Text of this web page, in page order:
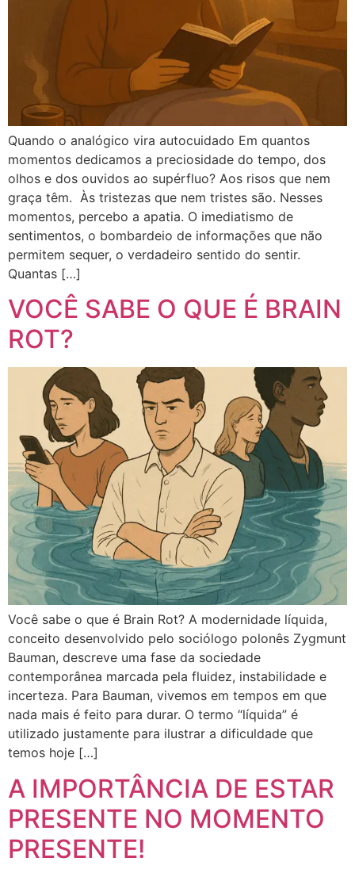
Quando o analógico vira autocuidado Em quantos
momentos dedicamos a preciosidade do tempo, dos
olhos e dos ouvidos ao supérfluo? Aos risos que nem
graça têm. Às tristezas que nem tristes são. Nesses
momentos, percebo a apatia. O imediatismo de
sentimentos, o bombardeio de informações que não
permitem sequer, o verdadeiro sentido do sentir.
Quantas […]
VOCÊ SABE O QUE É BRAIN
ROT?
Você sabe o que é Brain Rot? A modernidade líquida,
conceito desenvolvido pelo sociólogo polonês Zygmunt
Bauman, descreve uma fase da sociedade
contemporânea marcada pela fluidez, instabilidade e
incerteza. Para Bauman, vivemos em tempos em que
nada mais é feito para durar. O termo “líquida” é
utilizado justamente para ilustrar a dificuldade que
temos hoje […]
A IMPORTÂNCIA DE ESTAR
PRESENTE NO MOMENTO
PRESENTE!